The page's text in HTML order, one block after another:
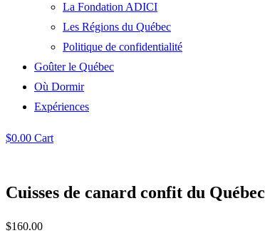
La Fondation ADICI
Les Régions du Québec
Politique de confidentialité
Goûter le Québec
Où Dormir
Expériences
$0.00 Cart
Cuisses de canard confit du Québec
$160.00